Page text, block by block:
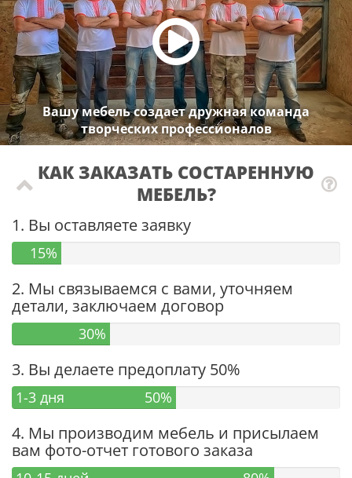
Вашу мебель создает дружная команда
творческих профессионалов
КАК ЗАКАЗАТЬ СОСТАРЕННУЮ
МЕБЕЛЬ?
1. Вы оставляете заявку
15%
2. Мы связываемся с вами, уточняем
детали, заключаем договор
30%
3. Вы делаете предоплату 50%
1-3 дня 50%
4. Мы производим мебель и присылаем
вам фото-отчет готового заказа